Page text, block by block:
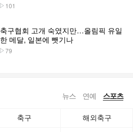
101
축구협회 고개 숙였지만…올림픽 유일
한 메달, 일본에 뺏기나
79
뉴스 연예 스포츠
축구 해외축구